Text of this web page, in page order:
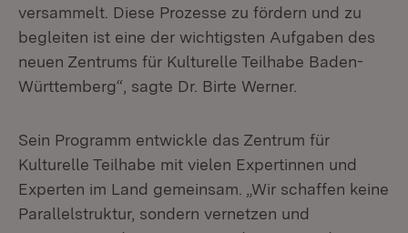
versammelt. Diese Prozesse zu fördern und zu
begleiten ist eine der wichtigsten Aufgaben des
neuen Zentrums für Kulturelle Teilhabe Baden-
Württemberg“, sagte Dr. Birte Werner.
Sein Programm entwickle das Zentrum für
Kulturelle Teilhabe mit vielen Exper­tinnen und
Experten im Land gemeinsam. „Wir schaffen keine
Parallelstruktur, sondern vernet­zen und